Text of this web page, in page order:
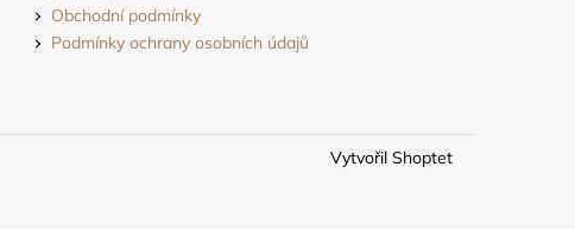
Obchodní podmínky
Podmínky ochrany osobních údajů
Vytvořil Shoptet